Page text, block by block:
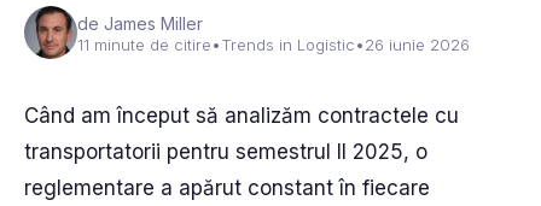
de James Miller
11 minute de citire•Trends in Logistic•26 iunie 2026
Când am început să analizăm contractele cu
transportatorii pentru semestrul II 2025, o
reglementare a apărut constant în fiecare